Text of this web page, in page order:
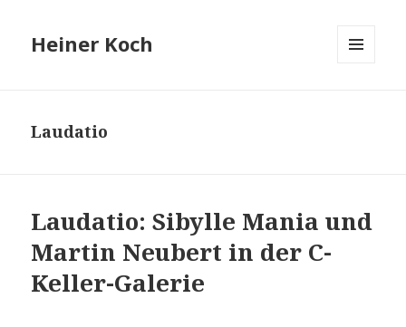
Heiner Koch
Laudatio
Laudatio: Sibylle Mania und
Martin Neubert in der C-
Keller-Galerie